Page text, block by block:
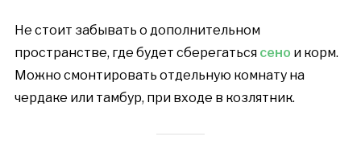
Не стоит забывать о дополнительном
пространстве, где будет сберегаться сено и корм.
Можно смонтировать отдельную комнату на
чердаке или тамбур, при входе в козлятник.